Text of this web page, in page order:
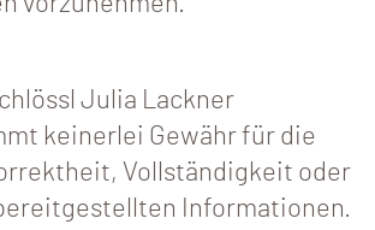
Julia Lackner
keinerlei Gewähr für die
Vollständigkeit oder
Informationen.